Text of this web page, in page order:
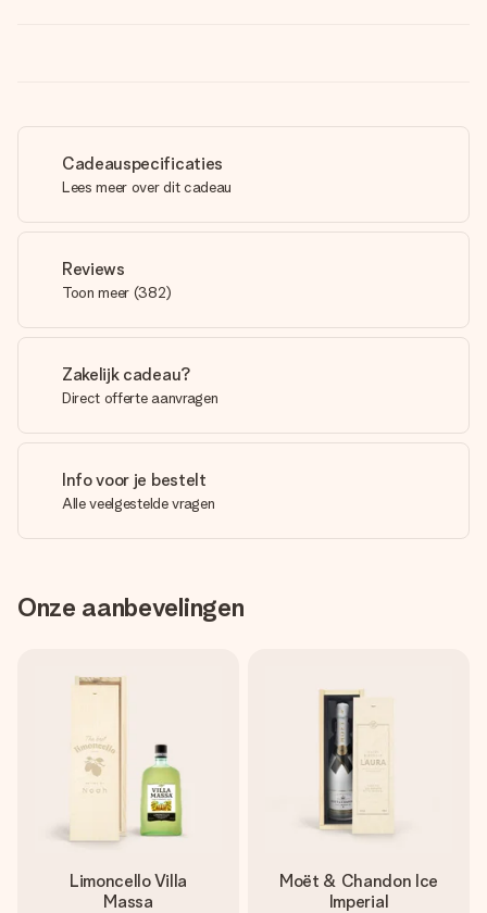
Cadeauspecificaties
Lees meer over dit cadeau
Reviews
Toon meer (382)
Zakelijk cadeau?
Direct offerte aanvragen
Info voor je bestelt
Alle veelgestelde vragen
Onze aanbevelingen
Limoncello Villa
Massa
Moët & Chandon Ice
Imperial